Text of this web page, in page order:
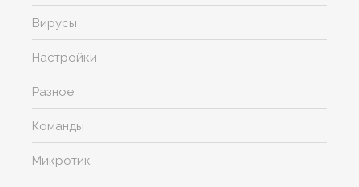
Вирусы
Настройки
Разное
Команды
Микротик